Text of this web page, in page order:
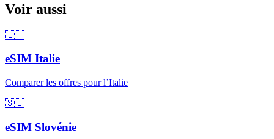
Voir aussi
🇮🇹
eSIM Italie
Comparer les offres pourl’Italie
🇸🇮
eSIM Slovénie